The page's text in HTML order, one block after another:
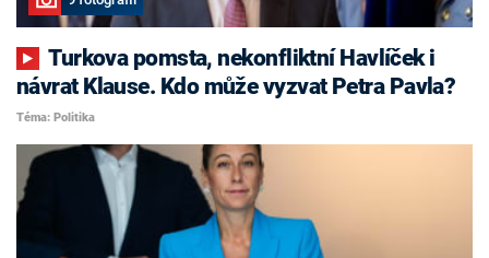
Turkova pomsta, nekonfliktní Havlíček i
návrat Klause. Kdo může vyzvat Petra Pavla?
Téma: Politika